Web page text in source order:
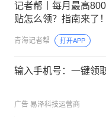
记者帮丨每月最高
贴怎么领？指南来了！
青海记者帮 打开APP
输入手机号：一键领
广告 易泽科技运营商